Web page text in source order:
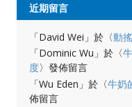
近期留言
「David Wei 」於〈動
「Dominic Wu 」於〈
度〉發佈留言
「Wu Eden 」於〈牛奶
佈留言